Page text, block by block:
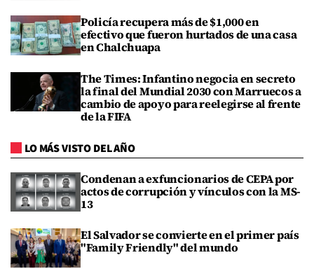
Policía recupera más de $1,000 en
efectivo que fueron hurtados de una casa
en Chalchuapa
The Times: Infantino negocia en secreto
la final del Mundial 2030 con Marruecos a
cambio de apoyo para reelegirse al frente
de la FIFA
LO MÁS VISTO DEL AÑO
Condenan a exfuncionarios de CEPA por
actos de corrupción y vínculos con la MS-
13
El Salvador se convierte en el primer país
"Family Friendly" del mundo